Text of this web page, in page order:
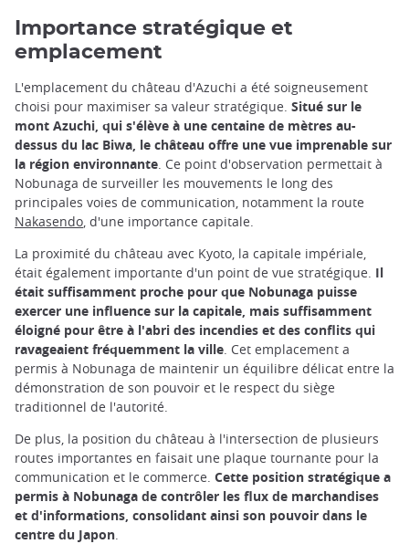
Importance stratégique et
emplacement
L'emplacement du château d'Azuchi a été soigneusement
choisi pour maximiser sa valeur stratégique. Situé sur le
mont Azuchi, qui s'élève à une centaine de mètres au-
dessus du lac Biwa, le château offre une vue imprenable sur
la région environnante . Ce point d'observation permettait à
Nobunaga de surveiller les mouvements le long des
principales voies de communication, notamment la route
Nakasendo , d'une importance capitale.
La proximité du château avec Kyoto, la capitale impériale,
était également importante d'un point de vue stratégique. Il
était suffisamment proche pour que Nobunaga puisse
exercer une influence sur la capitale, mais suffisamment
éloigné pour être à l'abri des incendies et des conflits qui
ravageaient fréquemment la ville . Cet emplacement a
permis à Nobunaga de maintenir un équilibre délicat entre la
démonstration de son pouvoir et le respect du siège
traditionnel de l'autorité.
De plus, la position du château à l'intersection de plusieurs
routes importantes en faisait une plaque tournante pour la
communication et le commerce. Cette position stratégique a
permis à Nobunaga de contrôler les flux de marchandises
et d'informations, consolidant ainsi son pouvoir dans le
centre du Japon.